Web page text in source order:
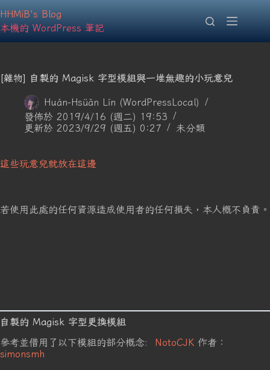
至
主
要
HHMiB's Blog
本機的 WordPress 筆記
[雜物] 自製的 Magisk 字型模組與一堆無趣的小玩意兒
Huán-Hsüān Lín (WordPressLocal)
發佈於 2019/4/16 (週二) 19:53
更新於 2023/9/29 (週五) 0:27
未分類
這些玩意兒就放在這邊
若使用此處的任何資源造成使用者的任何損失，本人概不負責。
自製的 Magisk 字型更換模組
參考並借用了以下模組的部分概念: NotoCJK 作者：
simonsmh